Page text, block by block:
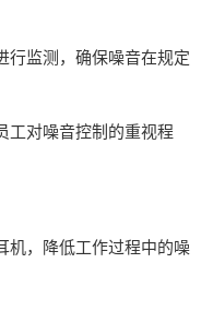
行监测，确保噪音在规定
工对噪音控制的重视程
机，降低工作过程中的噪